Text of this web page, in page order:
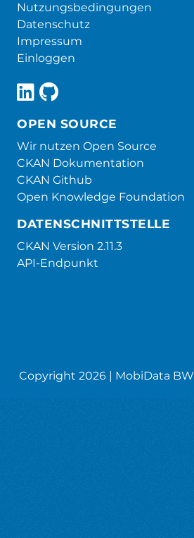
Nutzungsbedingungen
Datenschutz
Impressum
Einloggen
OPEN SOURCE
Wir nutzen Open Source
CKAN Dokumentation
CKAN Github
Open Knowledge Foundation
DATENSCHNITTSTELLE
CKAN Version 2.11.3
API-Endpunkt
Copyright 2026 | MobiData BW